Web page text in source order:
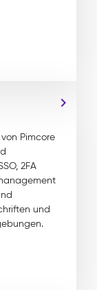
Pimcore
2FA
und